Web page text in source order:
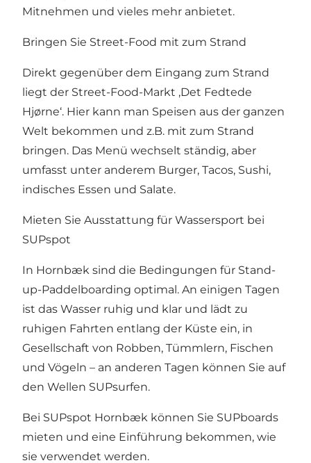
Mitnehmen und vieles mehr anbietet.
Bringen Sie Street-Food mit zum Strand
Direkt gegenüber dem Eingang zum Strand
liegt der Street-Food-Markt ‚Det Fedtede
Hjørne‘. Hier kann man Speisen aus der ganzen
Welt bekommen und z.B. mit zum Strand
bringen. Das Menü wechselt ständig, aber
umfasst unter anderem Burger, Tacos, Sushi,
indisches Essen und Salate.
Mieten Sie Ausstattung für Wassersport bei
SUPspot
In Hornbæk sind die Bedingungen für Stand-
up-Paddelboarding optimal. An einigen Tagen
ist das Wasser ruhig und klar und lädt zu
ruhigen Fahrten entlang der Küste ein, in
Gesellschaft von Robben, Tümmlern, Fischen
und Vögeln – an anderen Tagen können Sie auf
den Wellen SUPsurfen.
Bei SUPspot Hornbæk können Sie SUPboards
mieten und eine Einführung bekommen, wie
sie verwendet werden.